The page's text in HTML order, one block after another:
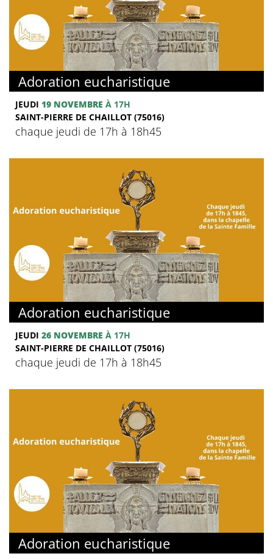
Adoration eucharistique
JEUDI 19 NOVEMBRE À 17H
SAINT-PIERRE DE CHAILLOT (75016)
chaque jeudi de 17h à 18h45
Adoration eucharistique
JEUDI 26 NOVEMBRE À 17H
SAINT-PIERRE DE CHAILLOT (75016)
chaque jeudi de 17h à 18h45
Adoration eucharistique